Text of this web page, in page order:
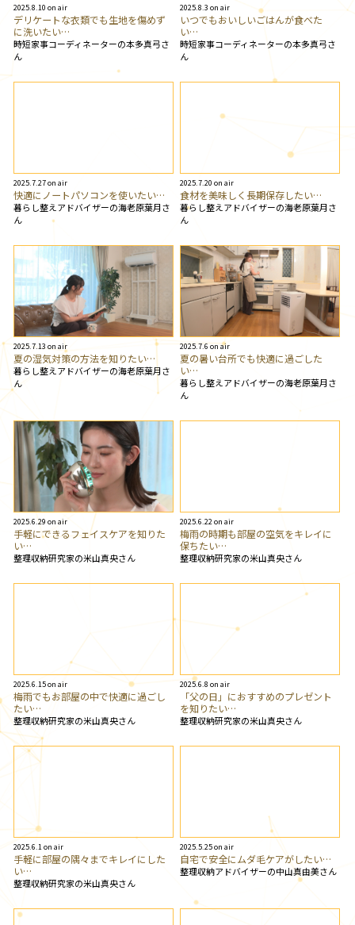
2025.8.10 on air
デリケートな衣類でも生地を傷めず
に洗いたい…
時短家事コーディネーターの本多真弓さ
ん
2025.8.3 on air
いつでもおいしいごはんが食べた
い…
時短家事コーディネーターの本多真弓さ
ん
2025.7.27 on air
快適にノートパソコンを使いたい…
暮らし整えアドバイザーの海老原葉月さ
ん
2025.7.20 on air
食材を美味しく長期保存したい…
暮らし整えアドバイザーの海老原葉月さ
ん
2025.7.13 on air
夏の湿気対策の方法を知りたい…
暮らし整えアドバイザーの海老原葉月さ
ん
2025.7.6 on air
夏の暑い台所でも快適に過ごした
い…
暮らし整えアドバイザーの海老原葉月さ
ん
2025.6.29 on air
手軽にできるフェイスケアを知りた
い…
整理収納研究家の米山真央さん
2025.6.22 on air
梅雨の時期も部屋の空気をキレイに
保ちたい…
整理収納研究家の米山真央さん
2025.6.15 on air
梅雨でもお部屋の中で快適に過ごし
たい…
整理収納研究家の米山真央さん
2025.6.8 on air
「父の日」におすすめのプレゼント
を知りたい…
整理収納研究家の米山真央さん
2025.6.1 on air
手軽に部屋の隅々までキレイにした
い…
整理収納研究家の米山真央さん
2025.5.25 on air
自宅で安全にムダ毛ケアがしたい…
整理収納アドバイザーの中山真由美さん